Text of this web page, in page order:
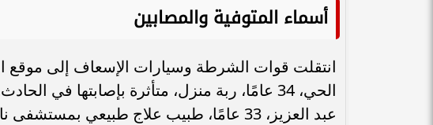
أسماء المتوفية والمصابين
انتقلت قوات الشرطة وسيارات الإسعاف إلى موقع
الحي، 34 عامًا، ربة منزل، متأثرة بإصابتها